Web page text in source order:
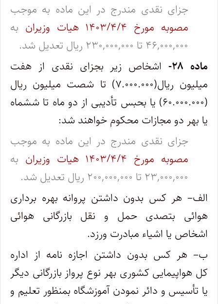
جزای نقدی مندرج در این ماده به موجب
مصوبه مورخ ۱۴۰۳/۴/۴ هیات وزیران
به
۴۶,۰۰۰,۰۰۰ تا ۲۳۰,۰۰۰,۰۰۰ ریال تعدیل شد.
ماده ۲۸-
اشخاص زیر بجزای نقدی از هفت
میلیون ریال(۷.۰۰۰.۰۰۰) تا شصت میلیون ریال
(۶۰.۰۰۰.۰۰۰) یا بحبس تأدیبی از دو ماه تا ششماه
یا بهر دو مجازات محکوم خواهند شد:
جزای نقدی مندرج در این ماده به موجب
مصوبه مورخ ۱۴۰۳/۴/۴ هیات وزیران
به
۲۳,۰۰۰,۰۰۰ تا ۲۰۰,۰۰۰,۰۰۰ ریال تعدیل شد.
الف– هر کس بدون داشتن پروانه بهره‌ برداری
هوائی بتصدی حمل و نقل بازرگانی هوائی
اشخاص یا اشیاء مبادرت ورزد.
ب– هر کس بدون داشتن اجازه‌ نامه از اداره
کل هواپیمایی کشوری بهر نوع پرواز بازرگانی دیگر
یا تأسیس و دائر نمودن آموزشگاه بمنظور تعلیم ‌و